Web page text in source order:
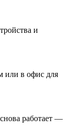
и
или в офис для
работает —